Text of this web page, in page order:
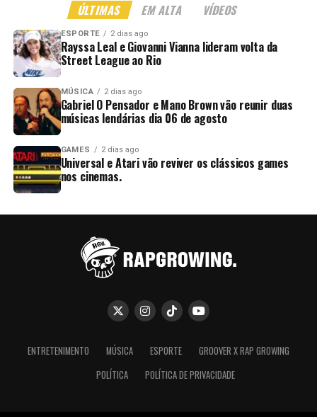
ÚLTIMAS EM ALTA VÍDEOS
ESPORTE 2 dias ago
Rayssa Leal e Giovanni Vianna lideram volta da
Street League ao Rio
MÚSICA 2 dias ago
Gabriel O Pensador e Mano Brown vão reunir duas
músicas lendárias dia 06 de agosto
GAMES 2 dias ago
Universal e Atari vão reviver os clássicos games
nos cinemas.
ENTRETENIMENTO MÚSICA ESPORTE
GROOVER X RAP GROWING
POLÍTICA
POLÍTICA DE PRIVACIDADE